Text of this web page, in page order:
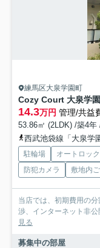
練馬区大泉学園町
Cozy Court 大泉学園
14.3万円 管理/共益
53.86㎡ (2LDK) /築4年
西武池袋線「大泉学
駐輪場 オートロック
防犯カメラ
敷地内
当店では、初期費用の
渉、インターネット非
見る
募集中の部屋